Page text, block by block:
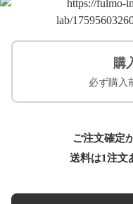
購
必ず購入
ご注文確定
送料は1注文